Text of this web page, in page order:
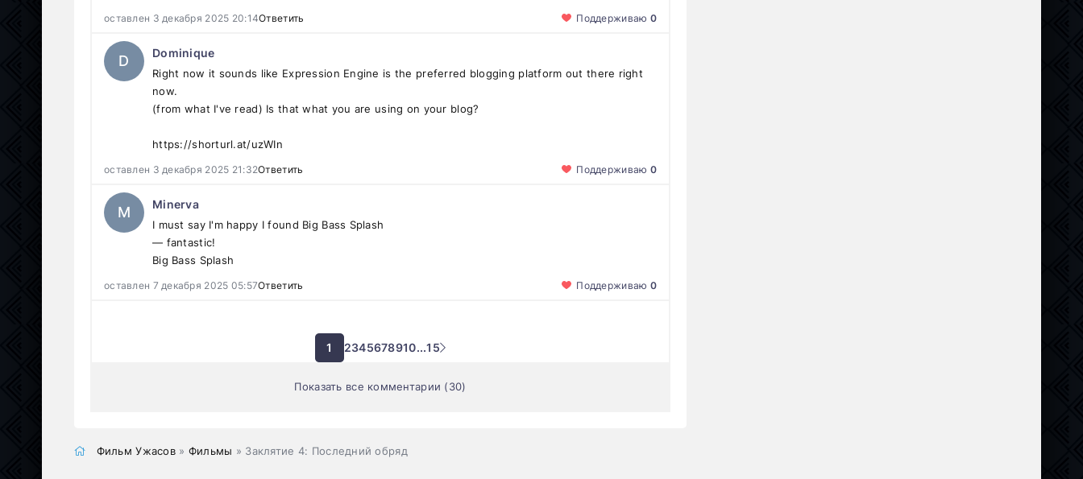
оставлен 3 декабря 2025 20:14Ответить Поддерживаю 0
D Dominique
Right now it sounds like Expression Engine is the preferred blogging platform out there right
now.
(from what I've read) Is that what you are using on your blog?
https://shorturl.at/uzWIn
оставлен 3 декабря 2025 21:32Ответить Поддерживаю 0
M Minerva
I must say I'm happy I found Big Bass Splash
— fantastic!
Big Bass Splash
оставлен 7 декабря 2025 05:57Ответить Поддерживаю 0
1 2345678910...15
Показать все комментарии (30)
Фильм Ужасов» Фильмы » Заклятие 4: Последний обряд